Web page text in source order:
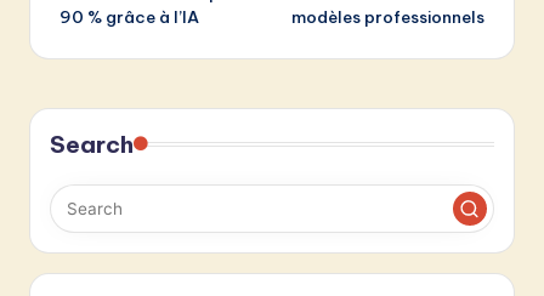
90 % grâce à l’IA
modèles professionnels
Search